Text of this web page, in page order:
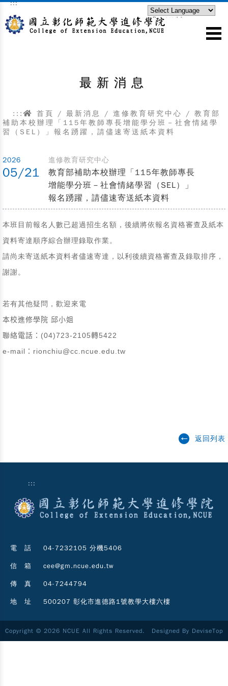
跳到主要內容區塊
:::
Powered by
最新消息
::: 首頁 / 最新消息 / 進修教育研究中心 / 教育部
補助本校辦理「115年教師專長增能學分班－社會情緒學
習（SEL）」報名踴躍，請儘速寄送紙本資料
2026
05/21
進修教育研究中心
教育部補助本校辦理「115年教師專長
增能學分班－社會情緒學習（SEL）」
報名踴躍，請儘速寄送紙本資料
本班目前報名人數已超過招生名額，後續將依報名資格審查及紙本
資料寄達順序綜合辦理錄取作業。
請尚未寄送紙本資料者儘速寄達，以利後續資格審查及錄取排序，
謝謝。
若有其他疑問，歡迎來電
本校進修學院 邱小姐
聯絡電話：(04)723-2105轉5422
e-mail：rionchiu@cc.ncue.edu.tw
返回列表
:::
電 話 04-7232105 分機5406
信 箱 cee@gm.ncue.edu.tw
傳 真 04-7244794
地 址 500207 彰化市進德路1號教學大樓六樓
Copyright © 2026 NCUE All Rights Reserved. Designed By DeviseTop